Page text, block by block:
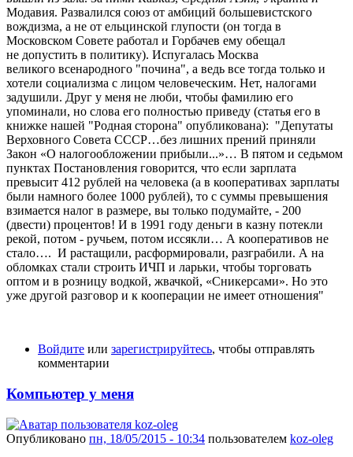
Модавия. Развалился союз от амбиций большевистского
вождизма, а не от ельцинской глупости (он тогда в
Московском Совете работал и Горбачев ему обещал
не допустить в политику). Испугалась Москва
великого всенародного "почина", а ведь все тогда только и
хотели социализма с лицом человеческим. Нет, налогами
задушили. Друг у меня не люби, чтобы фамилию его
упоминали, но слова его полностью приведу (статья его в
книжке нашей "Родная сторона" опубликована): "Депутаты
Верховного Совета СССР…без лишних прений приняли
Закон «О налогообложении прибыли...»… В пятом и седьмом
пунктах Постановления говорится, что если зарплата
превысит 412 рублей на человека (а в кооперативах зарплаты
были намного более 1000 рублей), то с суммы превышения
взимается налог в размере, вы только подумайте, - 200
(двести) процентов! И в 1991 году деньги в казну потекли
рекой, потом - ручьем, потом иссякли… А кооперативов не
стало…. И растащили, расформировали, разграбили. А на
обломках стали строить ИЧП и ларьки, чтобы торговать
оптом и в розницу водкой, жвачкой, «Сникерсами». Но это
уже другой разговор и к кооперации не имеет отношения"
Войдите или зарегистрируйтесь, чтобы отправлять
комментарии
Компьютер у меня
Опубликовано пн, 18/05/2015 - 10:34 пользователем koz-oleg